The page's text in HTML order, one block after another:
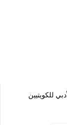
للكويتيين